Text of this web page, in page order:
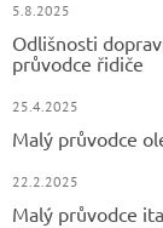
5.8.2025
Odlišnosti
průvodce řidiče
25.4.2025
Malý průvodce
22.2.2025
Malý průvodce